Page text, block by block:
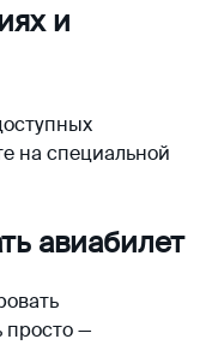
и
на специальной
авиабилет
просто —